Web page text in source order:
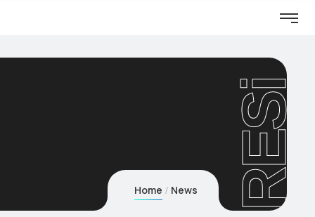
RESi
Home News